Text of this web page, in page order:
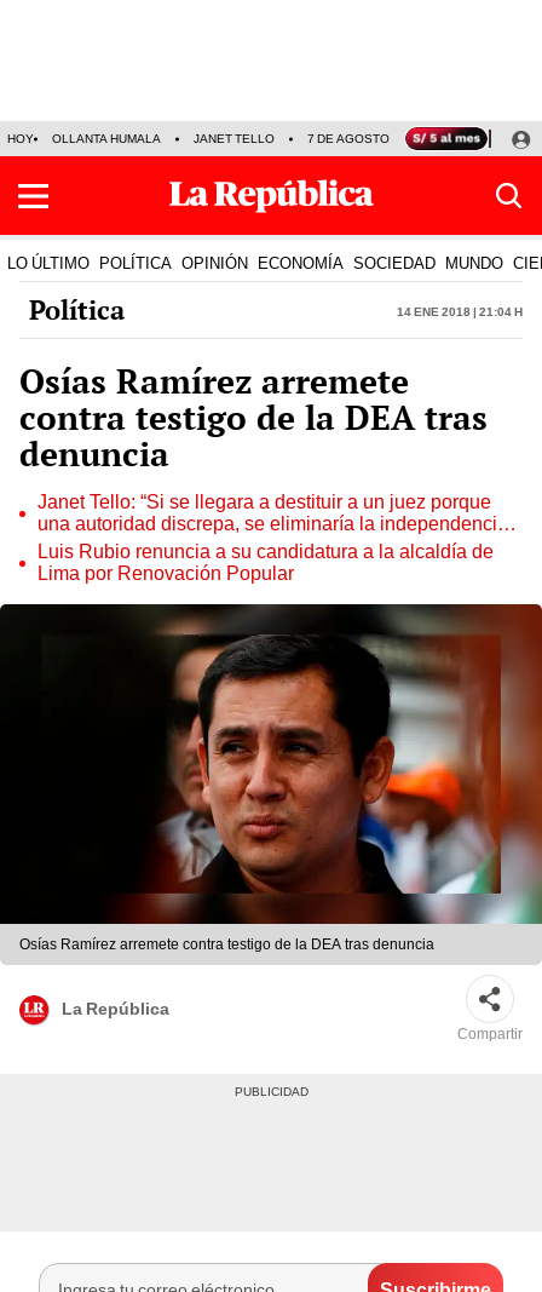
HOY OLLANTA HUMALA JANET TELLO 7 DE AGOSTO TINKA RESULTADOS
LO ÚLTIMO POLÍTICA OPINIÓN ECONOMÍA SOCIEDAD MUNDO
Política 14 Ene 2018 | 21:04 h
Osías Ramírez arremete
contra testigo de la DEA tras
denuncia
Janet Tello: “Si se llegara a destituir a un juez porque
una autoridad discrepa, se eliminaría la independencia
judicial”
Luis Rubio renuncia a su candidatura a la alcaldía de
Lima por Renovación Popular
Osías Ramírez arremete contra testigo de la DEA tras denuncia
La República
Compartir